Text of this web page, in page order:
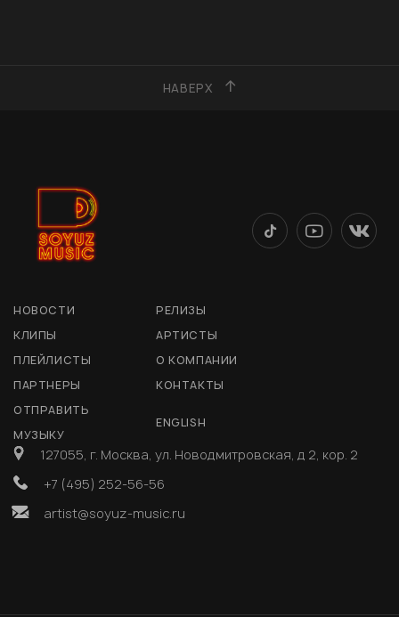
НАВЕРХ
НОВОСТИ
РЕЛИЗЫ
КЛИПЫ
АРТИСТЫ
ПЛЕЙЛИСТЫ
О КОМПАНИИ
ПАРТНЕРЫ
КОНТАКТЫ
ОТПРАВИТЬ
МУЗЫКУ
ENGLISH
127055, г. Москва, ул. Новодмитровская, д 2, кор. 2
+7 (495) 252-56-56
artist@soyuz-music.ru